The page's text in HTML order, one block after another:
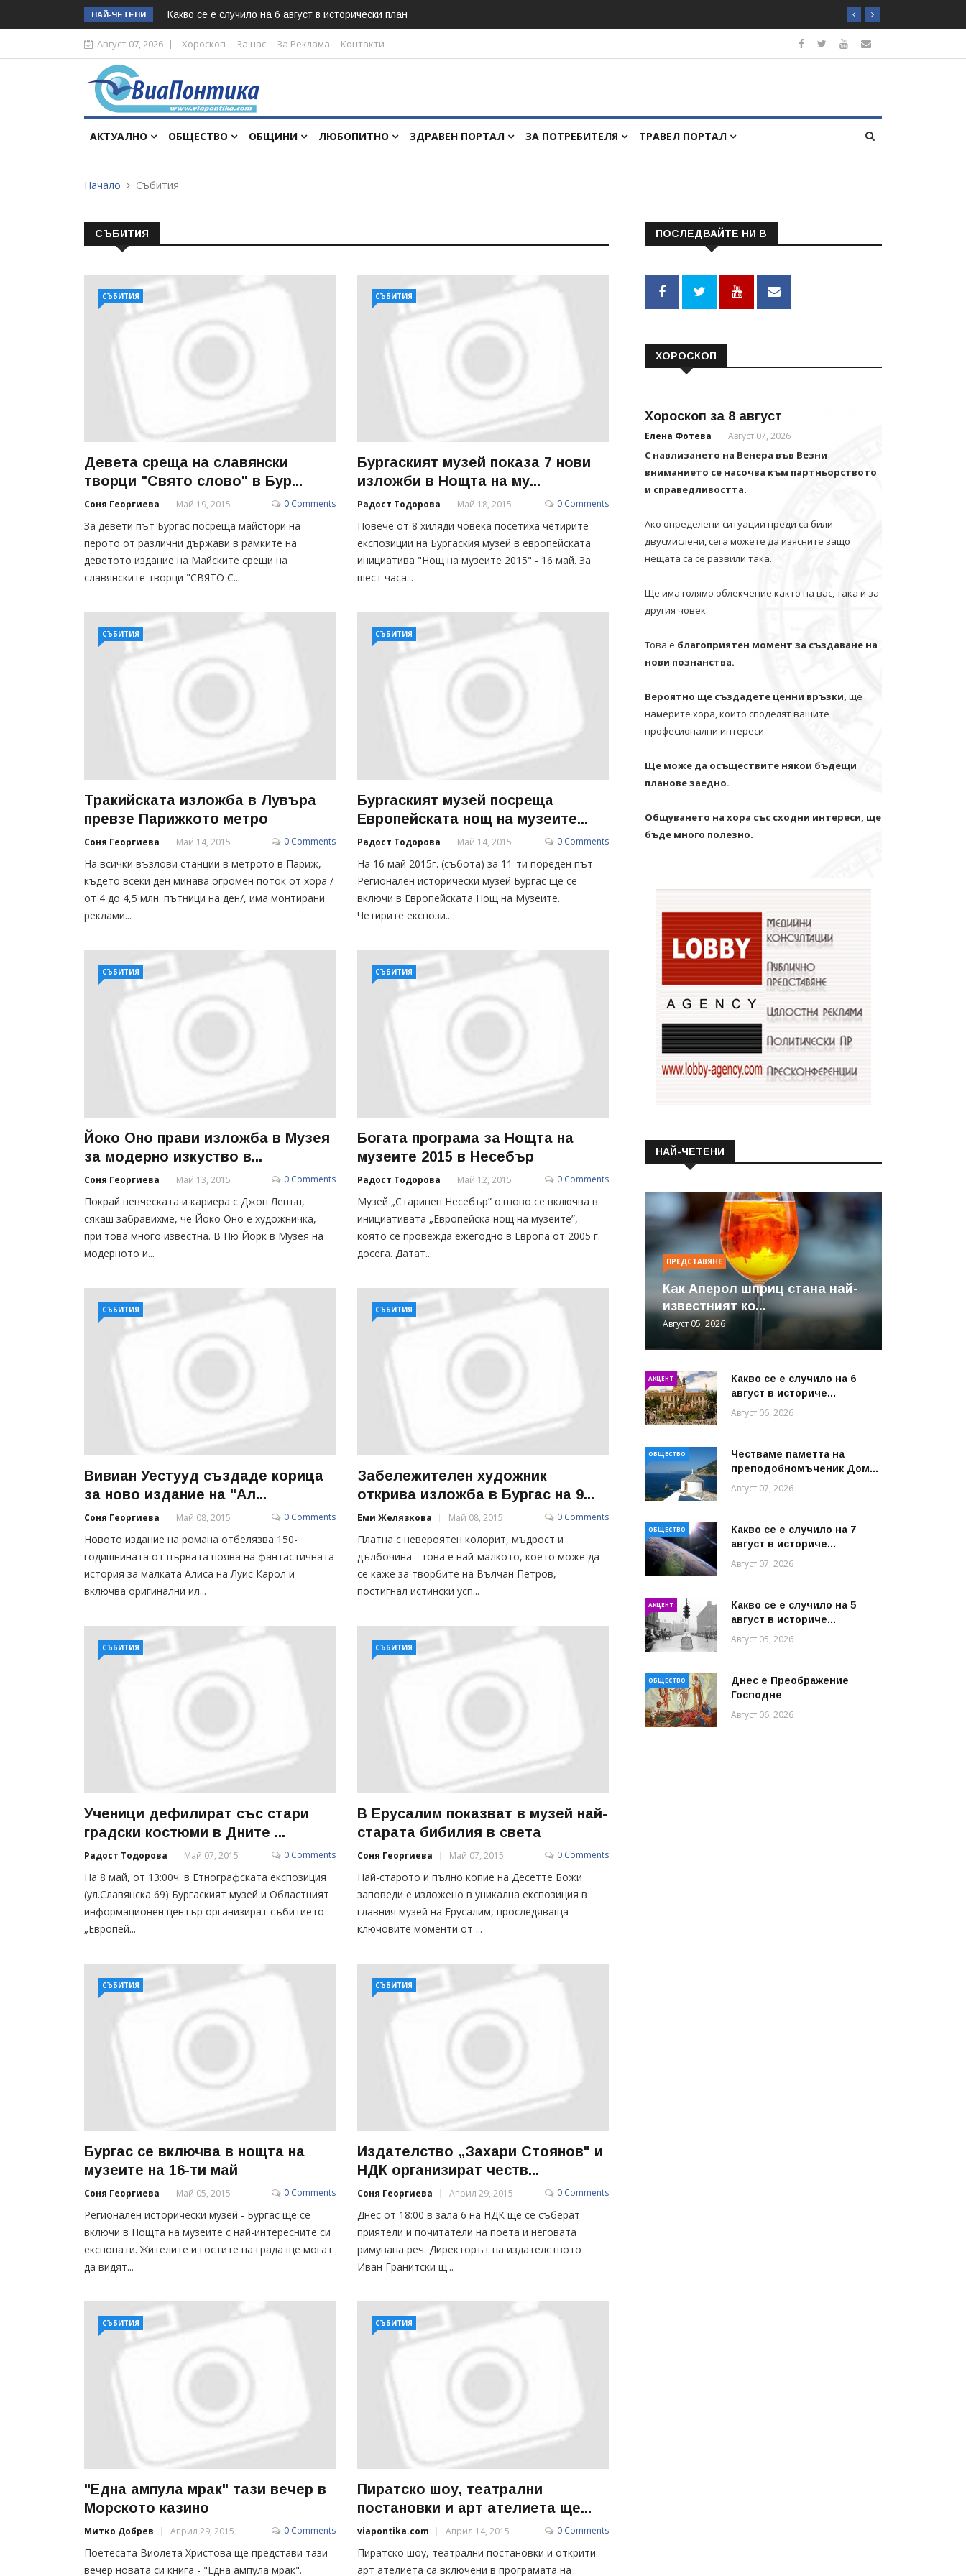
НАЙ-ЧЕТЕНИ Какво се е случило на 6 август в исторически план
Август 07, 2026 Хороскоп За нас За Реклама Контакти
АКТУАЛНО ОБЩЕСТВО ОБЩИНИ ЛЮБОПИТНО ЗДРАВЕН ПОРТАЛ ЗА ПОТРЕБИТЕЛЯ ТРАВЕЛ ПОРТАЛ
Начало Събития
СЪБИТИЯ
СЪБИТИЯ
Девета среща на славянски
творци "Свято слово" в Бур...
Соня Георгиева Май 19, 2015 0 Comments
За девети път Бургас посреща майстори на
перото от различни държави в рамките на
деветото издание на Майските срещи на
славянските творци "СВЯТО С...
СЪБИТИЯ
Бургаският музей показа 7 нови
изложби в Нощта на му...
Радост Тодорова Май 18, 2015 0 Comments
Повече от 8 хиляди човека посетиха четирите
експозиции на Бургаския музей в европейската
инициатива "Нощ на музеите 2015" - 16 май. За
шест часа...
СЪБИТИЯ
Тракийската изложба в Лувъра
превзе Парижкото метро
Соня Георгиева Май 14, 2015 0 Comments
На всички възлови станции в метрото в Париж,
където всеки ден минава огромен поток от хора /
от 4 до 4,5 млн. пътници на ден/, има монтирани
реклами...
СЪБИТИЯ
Бургаският музей посреща
Европейската нощ на музеите...
Радост Тодорова Май 14, 2015 0 Comments
На 16 май 2015г. (събота) за 11-ти пореден път
Регионален исторически музей Бургас ще се
включи в Европейската Нощ на Музеите.
Четирите експози...
СЪБИТИЯ
Йоко Оно прави изложба в Музея
за модерно изкуство в...
Соня Георгиева Май 13, 2015 0 Comments
Покрай певческата и кариера с Джон Ленън,
сякаш забравихме, че Йоко Оно е художничка,
при това много известна. В Ню Йорк в Музея на
модерното и...
СЪБИТИЯ
Богата програма за Нощта на
музеите 2015 в Несебър
Радост Тодорова Май 12, 2015 0 Comments
Музей „Старинен Несебър” отново се включва в
инициативата „Европейска нощ на музеите”,
която се провежда ежегодно в Европа от 2005 г.
досега. Датат...
СЪБИТИЯ
Вивиан Уестууд създаде корица
за ново издание на "Ал...
Соня Георгиева Май 08, 2015 0 Comments
Новото издание на романа отбелязва 150-
годишнината от първата поява на фантастичната
история за малката Алиса на Луис Карол и
включва оригинални ил...
СЪБИТИЯ
Забележителен художник
открива изложба в Бургас на 9...
Еми Желязкова Май 08, 2015 0 Comments
Платна с невероятен колорит, мъдрост и
дълбочина - това е най-малкото, което може да
се каже за творбите на Вълчан Петров,
постигнал истински усп...
СЪБИТИЯ
Ученици дефилират със стари
градски костюми в Дните ...
Радост Тодорова Май 07, 2015 0 Comments
На 8 май, от 13:00ч. в Етнографската експозиция
(ул.Славянска 69) Бургаският музей и Областният
информационен център организират събитието
„Европей...
СЪБИТИЯ
В Ерусалим показват в музей най-
старата бибилия в света
Соня Георгиева Май 07, 2015 0 Comments
Най-старото и пълно копие на Десетте Божи
заповеди е изложено в уникална експозиция в
главния музей на Ерусалим, проследяваща
ключовите моменти от ...
СЪБИТИЯ
Бургас се включва в нощта на
музеите на 16-ти май
Соня Георгиева Май 05, 2015 0 Comments
Регионален исторически музей - Бургас ще се
включи в Нощта на музеите с най-интересните си
експонати. Жителите и гостите на града ще могат
да видят...
СЪБИТИЯ
Издателство „Захари Стоянов" и
НДК организират честв...
Соня Георгиева Април 29, 2015 0 Comments
Днес от 18:00 в зала 6 на НДК ще се съберат
приятели и почитатели на поета и неговата
римувана реч. Директорът на издателството
Иван Гранитски щ...
СЪБИТИЯ
"Една ампула мрак" тази вечер в
Морското казино
Митко Добрев Април 29, 2015 0 Comments
Поетесата Виолета Христова ще представи тази
вечер новата си книга - "Една ампула мрак".
СЪБИТИЯ
Пиратско шоу, театрални
постановки и арт ателиета ще...
viapontika.com Април 14, 2015 0 Comments
Пиратско шоу, театрални постановки и открити
арт ателиета са включени в програмата на
ПОСЛЕДВАЙТЕ НИ В
ХОРОСКОП
Хороскоп за 8 август
Елена Фотева Август 07, 2026
С навлизането на Венера във Везни
вниманието се насочва към партньорството
и справедливостта.
Ако определени ситуации преди са били
двусмислени, сега можете да изясните защо
нещата са се развили така.
Ще има голямо облекчение както на вас, така и за
другия човек.
Това е благоприятен момент за създаване на
нови познанства.
Вероятно ще създадете ценни връзки, ще
намерите хора, които споделят вашите
професионални интереси.
Ще може да осъществите някои бъдещи
планове заедно.
Общуването на хора със сходни интереси, ще
бъде много полезно.
НАЙ-ЧЕТЕНИ
ПРЕДСТАВЯНЕ
Как Аперол шприц стана най-
известният ко...
Август 05, 2026
АКЦЕНТ
Какво се е случило на 6
август в историче...
Август 06, 2026
ОБЩЕСТВО
Честваме паметта на
преподобномъченик Дом...
Август 07, 2026
ОБЩЕСТВО
Какво се е случило на 7
август в историче...
Август 07, 2026
АКЦЕНТ
Какво се е случило на 5
август в историче...
Август 05, 2026
ОБЩЕСТВО
Днес е Преображение
Господне
Август 06, 2026